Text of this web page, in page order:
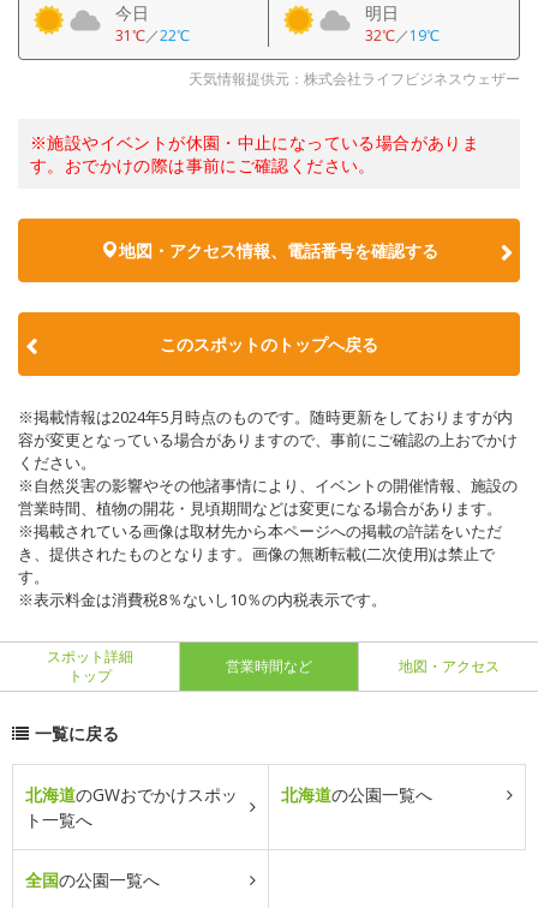
今日
31℃／22℃
明日
32℃／19℃
天気情報提供元：株式会社ライフビジネスウェザー
※施設やイベントが休園・中止になっている場合がありま
す。おでかけの際は事前にご確認ください。
地図・アクセス情報、電話番号を確認する
このスポットのトップへ戻る
※掲載情報は2024年5月時点のものです。随時更新をしておりますが内
容が変更となっている場合がありますので、事前にご確認の上おでかけ
ください。
※自然災害の影響やその他諸事情により、イベントの開催情報、施設の
営業時間、植物の開花・見頃期間などは変更になる場合があります。
※掲載されている画像は取材先から本ページへの掲載の許諾をいただ
き、提供されたものとなります。画像の無断転載(二次使用)は禁止で
す。
※表示料金は消費税8％ないし10％の内税表示です。
スポット詳細
トップ
営業時間など 地図・アクセス
一覧に戻る
北海道のGWおでかけスポッ
ト一覧へ
北海道の公園一覧へ
全国の公園一覧へ